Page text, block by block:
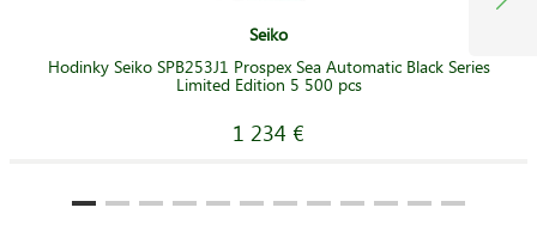
Seiko
Hodinky Seiko SPB253J1 Prospex Sea Automatic Black Series
Limited Edition 5 500 pcs
1 234 €